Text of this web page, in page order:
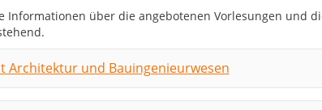
Informationen über die angebotenen Vorlesungen und
Architektur und Bauingenieurwesen